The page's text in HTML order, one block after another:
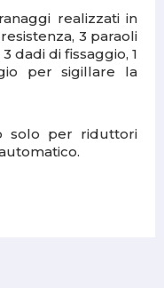
realizzati in
3 paraoli
dadi di fissaggio, 1
per sigillare la
solo per riduttori